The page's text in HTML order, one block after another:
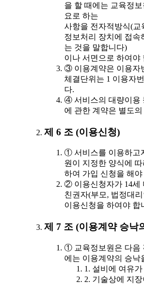
을 할 때에는 교육정
요로 하는
사항을 전자적방식(교
정보처리 장치에 접속
는 것을 말합니다)
이나 서면으로 하여야
③ 이용계약은 이용자
체결단위는 1 이용자
다.
④ 서비스의 대량이용
에 관한 계약은 별도
제 6 조 (이용신청)
① 서비스를 이용하고
원이 지정한 양식에
하여 가입 신청을 해야
② 이용신청자가 14세
친권자(부모, 법정대
이용신청을 하여야 합
제 7 조 (이용계약 승낙
① 교육정보원은 다음
에는 이용계약의 승낙
1. 설비에 여유
2. 기술상에 지